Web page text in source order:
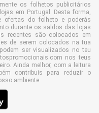
os folhetos publicitários
em Portugal. Desta forma,
ofertas do folheto e poderás
durante os saldos das lojas
recentes são colocados em
de serem colocados na tua
ser visualizados no teu
nos teus
Ainda melhor, com a leitura
contribuis para reduzir o
ambiente.